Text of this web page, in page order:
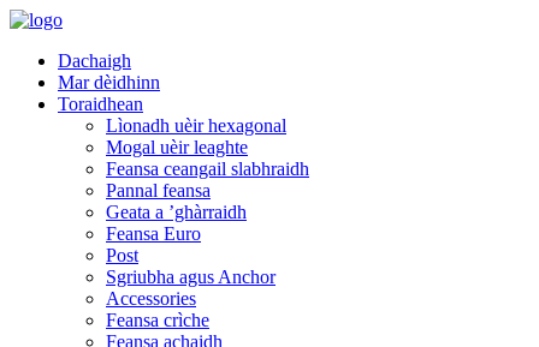
Dachaigh
Mar dèidhinn
Toraidhean
Lìonadh uèir hexagonal
Mogal uèir leaghte
Feansa ceangail slabhraidh
Pannal feansa
Geata a ’ghàrraidh
Feansa Euro
Post
Sgriubha agus Anchor
Accessories
Feansa crìche
Feansa achaidh